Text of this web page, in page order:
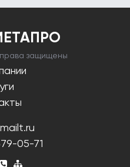
защищены
05-71